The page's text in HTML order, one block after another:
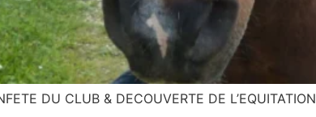
DU CLUB & DECOUVERTE DE L’EQUITATION